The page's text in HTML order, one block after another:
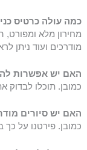
כמה עולה כרטיס
מחירון מלא ומפורט,
מודרכים ועוד ניתן
האם יש אפשרות
כמובן. תוכלו לבדוק
האם יש סיורים
כמובן. פירטנו על כך